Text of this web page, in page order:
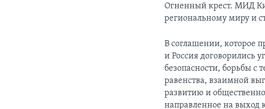
Огненный крест. МИД
региональному миру и
В соглашении, которое
и Россия договорились
безопасности, борьбы
равенства, взаимной
развитию и
направленное на выход